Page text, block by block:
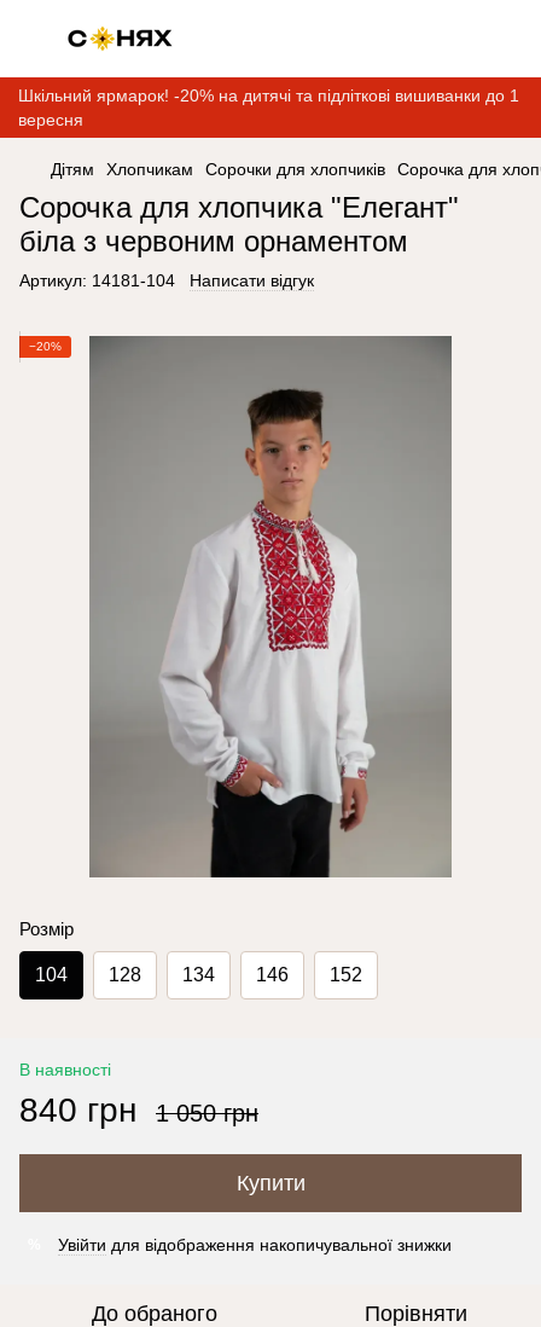
Шкільний ярмарок! -20% на дитячі та підліткові вишиванки до 1
вересня
Дітям Хлопчикам Сорочки для хлопчиків Сорочка для
Сорочка для хлопчика "Елегант"
біла з червоним орнаментом
Артикул: 14181-104 Написати відгук
−20%
Розмір
104 128 134 146 152
В наявності
840 грн 1 050 грн
Купити
Увійти для відображення накопичувальної знижки
До обраного Порівняти